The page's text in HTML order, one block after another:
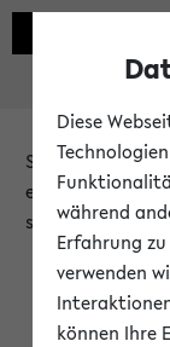
Sie möchten auf
erst nach einer
steht.
Diese
während
Erfahrung
verwenden
können Ihre